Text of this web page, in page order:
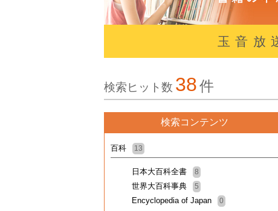
玉音放
検索ヒット数 38件
検索コンテンツ
百科 13
日本大百科全書 8
世界大百科事典 5
Encyclopedia of Japan 0